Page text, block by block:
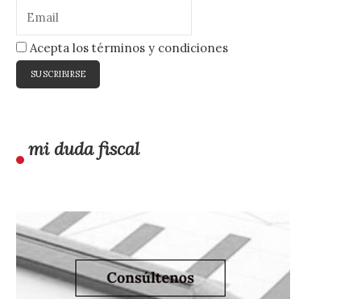
Acepta los términos y condiciones
mi duda fiscal